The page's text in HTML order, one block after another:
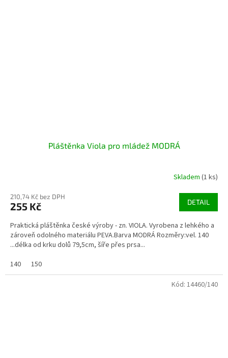
Pláštěnka Viola pro mládež MODRÁ
Skladem (1 ks)
210,74 Kč bez DPH
255 Kč DETAIL
Praktická pláštěnka české výroby - zn. VIOLA. Vyrobena z lehkého a
zároveň odolného materiálu PEVA.Barva MODRÁ Rozměry:vel. 140
...délka od krku dolů 79,5cm, šíře přes prsa...
140
150
Kód: 14460/140